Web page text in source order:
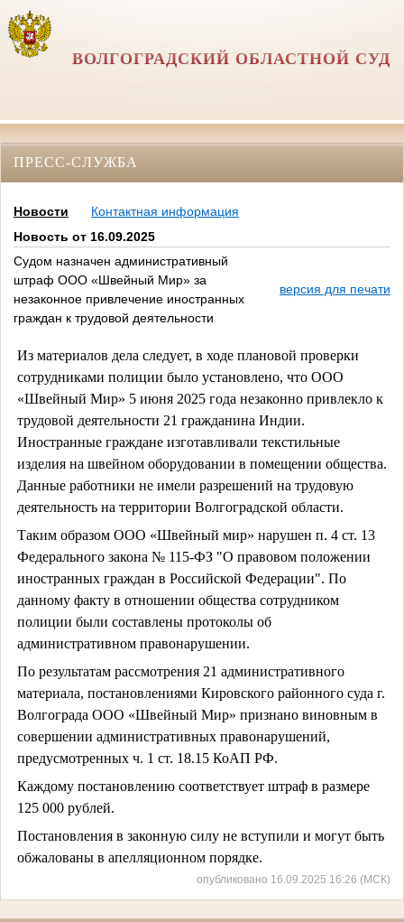
ВОЛГОГРАДСКИЙ ОБЛАСТНОЙ СУД
ПРЕСС-СЛУЖБА
Новости
Контактная информация
Новость от 16.09.2025
Судом назначен административный
штраф ООО «Швейный Мир» за
незаконное привлечение иностранных
граждан к трудовой деятельности
версия для печати
Из материалов дела следует, в ходе плановой проверки
сотрудниками полиции было установлено, что ООО
«Швейный Мир» 5 июня 2025 года незаконно привлекло к
трудовой деятельности 21 гражданина Индии.
Иностранные граждане изготавливали текстильные
изделия на швейном оборудовании в помещении общества.
Данные работники не имели разрешений на трудовую
деятельность на территории Волгоградской области.
Таким образом ООО «Швейный мир» нарушен п. 4 ст. 13
Федерального закона № 115-ФЗ "О правовом положении
иностранных граждан в Российской Федерации". По
данному факту в отношении общества сотрудником
полиции были составлены протоколы об
административном правонарушении.
По результатам рассмотрения 21 административного
материала, постановлениями Кировского районного суда г.
Волгограда ООО «Швейный Мир» признано виновным в
совершении административных правонарушений,
предусмотренных ч. 1 ст. 18.15 КоАП РФ.
Каждому постановлению соответствует штраф в размере
125 000 рублей.
Постановления в законную силу не вступили и могут быть
обжалованы в апелляционном порядке.
опубликовано 16.09.2025 16:26 (МСК)